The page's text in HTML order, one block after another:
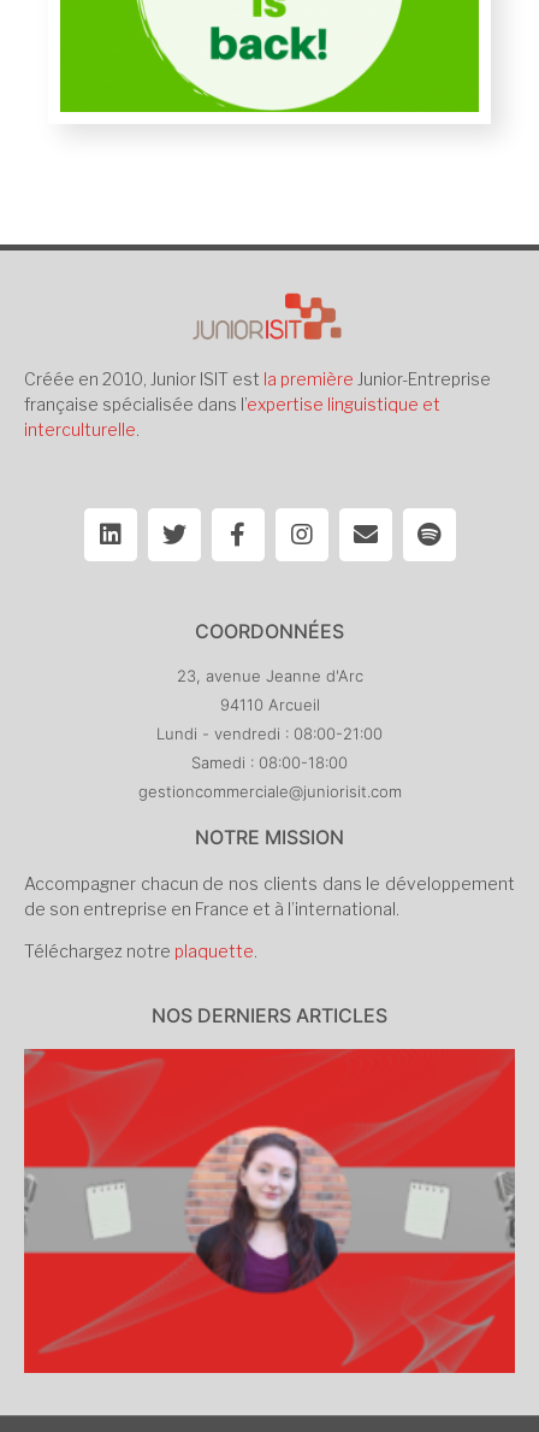
Créée en 2010, Junior ISIT est la première Junior-Entreprise
française spécialisée dans l’expertise linguistique et
interculturelle
COORDONNÉES
23, avenue Jeanne d'Arc
94110 Arcueil
Lundi - vendredi : 08:00-21:00
Samedi : 08:00-18:00
gestioncommerciale@juniorisit.com
NOTRE MISSION
Accompagner chacun de nos clients dans le développement
de son entreprise en France et à l’international.
Téléchargez notre plaquette
NOS DERNIERS ARTICLES